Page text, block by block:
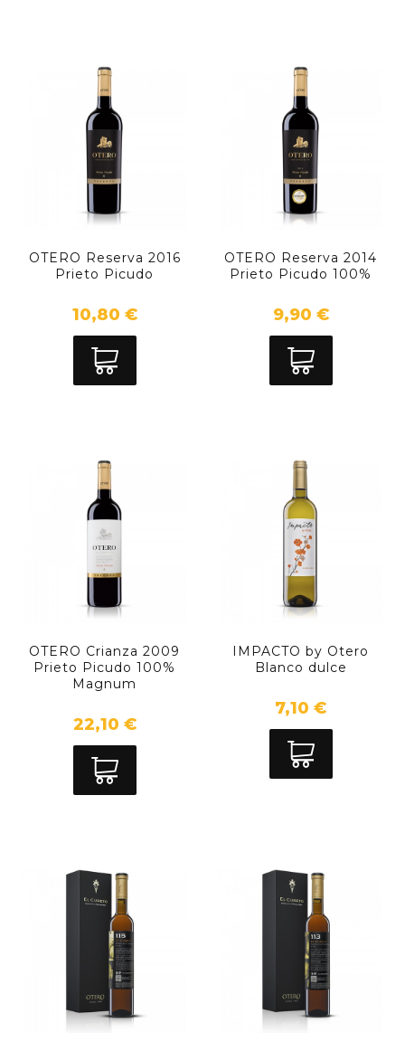
OTERO Reserva 2016
Prieto Picudo
10,80 €
OTERO Reserva 2014
Prieto Picudo 100%
9,90 €
OTERO Crianza 2009
Prieto Picudo 100%
Magnum
22,10 €
IMPACTO by Otero
Blanco dulce
7,10 €